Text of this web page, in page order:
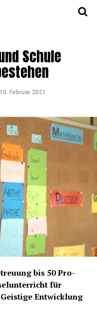
Schu­le
10. Februar 2021
bis 50 Pro­
für
Ent­wick­lung